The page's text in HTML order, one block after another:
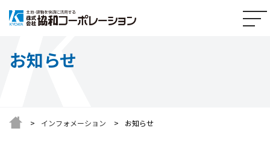
お知らせ
インフォメーション お知らせ